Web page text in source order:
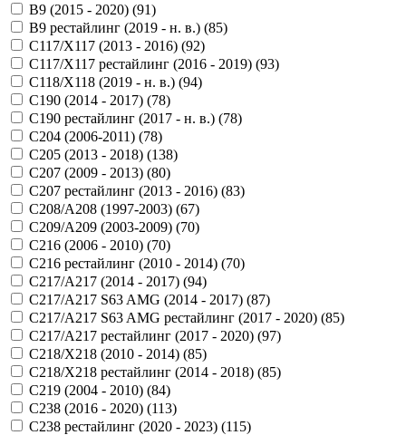
B9 (2015 - 2020) (91)
B9 рестайлинг (2019 - н. в.) (85)
C117/X117 (2013 - 2016) (92)
C117/X117 рестайлинг (2016 - 2019) (93)
C118/X118 (2019 - н. в.) (94)
C190 (2014 - 2017) (78)
C190 рестайлинг (2017 - н. в.) (78)
C204 (2006-2011) (78)
C205 (2013 - 2018) (138)
C207 (2009 - 2013) (80)
C207 рестайлинг (2013 - 2016) (83)
C208/A208 (1997-2003) (67)
C209/A209 (2003-2009) (70)
C216 (2006 - 2010) (70)
C216 рестайлинг (2010 - 2014) (70)
C217/A217 (2014 - 2017) (94)
C217/A217 S63 AMG (2014 - 2017) (87)
C217/A217 S63 AMG рестайлинг (2017 - 2020) (85)
C217/A217 рестайлинг (2017 - 2020) (97)
C218/X218 (2010 - 2014) (85)
C218/X218 рестайлинг (2014 - 2018) (85)
C219 (2004 - 2010) (84)
C238 (2016 - 2020) (113)
C238 рестайлинг (2020 - 2023) (115)